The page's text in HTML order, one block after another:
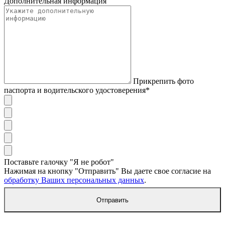
Прикрепить фото
паспорта и водительского удостоверения*
Поставьте галочку "Я не робот"
Нажимая на кнопку "Отправить" Вы даете свое согласие на
обработку Ваших персональных данных.
Отправить